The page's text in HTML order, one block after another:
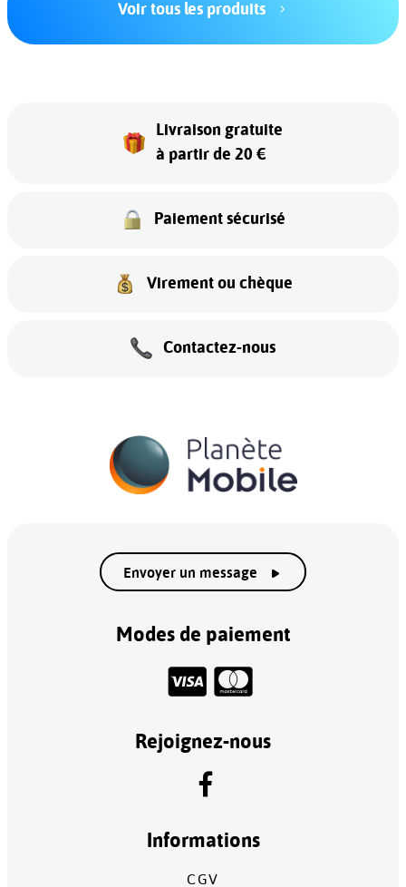
Voir tous les produits
Livraison gratuite
à partir de 20 €
Paiement sécurisé
Virement ou chèque
Contactez-nous
Envoyer un message
Modes de paiement
Rejoignez-nous
Informations
CGV